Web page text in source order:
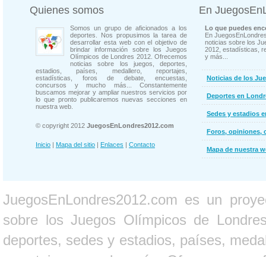
Quienes somos
Somos un grupo de aficionados a los
deportes. Nos propusimos la tarea de
desarrollar esta web con el objetivo de
brindar información sobre los Juegos
Olímpicos de Londres 2012. Ofrecemos
noticias sobre los juegos, deportes,
estadios, países, medallero, reportajes,
estadísticas, foros de debate, encuestas,
concursos y mucho más... Constantemente
buscamos mejorar y ampliar nuestros servicios por
lo que pronto publicaremos nuevas secciones en
nuestra web.
© copyright 2012 JuegosEnLondres2012.com
Inicio | Mapa del sitio | Enlaces | Contacto
En
Lo que puedes
En
noticias sobre los
2012, estadísticas,
y más...
Noticias de los
Deportes en
Sedes y estadios
Foros, opiniones,
Mapa de nuestra
JuegosEnLondres2012.com es un
sobre los Juegos Olímpicos de
deportes, sedes y estadios, países,